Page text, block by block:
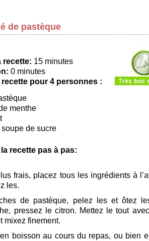
de pastèque
recette: 15 minutes
0 minutes
recette pour 4 personnes :
menthe
de sucre
recette pas à pas:
frais, placez tous les ingrédients à
les.
de pastèque, pelez les et ôtez
pressez le citron. Mettez le tout
mixez finement.
boisson au cours du repas, ou bien